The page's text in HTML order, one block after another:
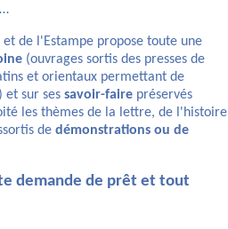
de l'Estampe propose toute une
(ouvrages sortis des presses de
et orientaux permettant de
et sur ses savoir-faire préservés
les thèmes de la lettre, de l'histoire
de démonstrations ou de
demande de prêt et tout